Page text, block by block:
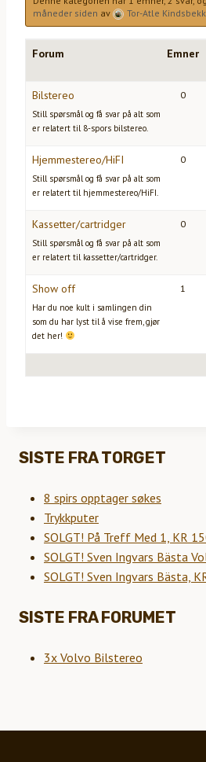
måneder siden av Tor-Atle
Forum Emner
Bilstereo
Still spørsmål og få svar på alt som
er relatert til 8-spors bilstereo.
0
Hjemmestereo/HiFI
Still spørsmål og få svar på alt som
er relatert til hjemmestereo/HiFI.
0
Kassetter/cartridger
Still spørsmål og få svar på alt som
er relatert til kassetter/cartridger.
0
Show off
Har du noe kult i samlingen din
som du har lyst til å vise frem, gjør
det her!
1
SISTE FRA TORGET
8 spirs opptager søkes
Trykkputer
SOLGT! På Treff Med 1, KR
SOLGT! Sven Ingvars Bästa
SOLGT! Sven Ingvars Bästa,
SISTE FRA FORUMET
3x Volvo Bilstereo